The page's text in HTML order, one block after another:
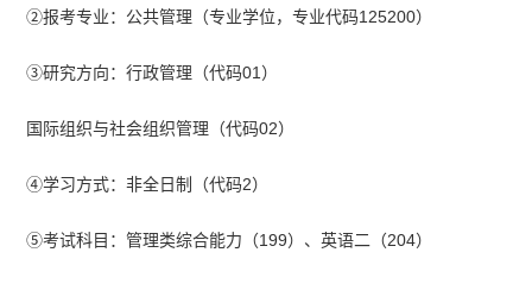
②报考专业：公共管理（专业学位，专业代码125200）
③研究方向：行政管理（代码01）
国际组织与社会组织管理（代码02）
④学习方式：非全日制（代码2）
⑤考试科目：管理类综合能力（199）、英语二（204）